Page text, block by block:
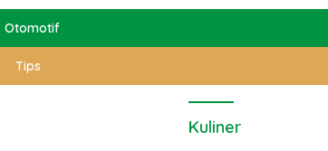
Otomotif
Tips
Kuliner